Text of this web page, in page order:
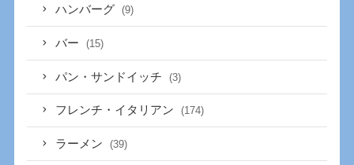
ハンバーグ (9)
バー (15)
パン・サンドイッチ (3)
フレンチ・イタリアン (174)
ラーメン (39)